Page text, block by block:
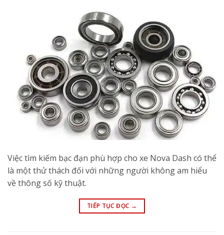
Việc tìm kiếm bạc đạn phù hợp cho xe Nova Dash có thể
là một thử thách đối với những người không am hiểu
về thông số kỹ thuật.
TIẾP TỤC ĐỌC →